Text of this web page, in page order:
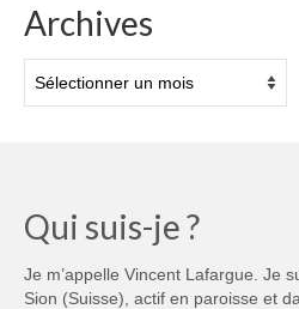
Archives
Qui suis-je ?
Je m’appelle Vincent Lafargue. Je
Sion (Suisse), actif en paroisse et